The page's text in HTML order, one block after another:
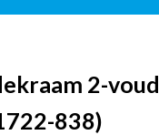
2-
838)